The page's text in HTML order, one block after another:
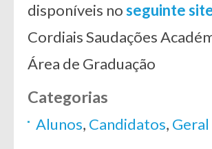
disponíveis noseguinte
Cordiais Saudações
Área de Graduação
Categorias
Alunos, Candidatos, Geral